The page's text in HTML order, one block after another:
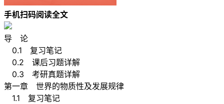
手机扫码阅读全文
导 论
0.1 复习笔记
0.2 课后习题详解
0.3 考研真题详解
第一章 世界的物质性及发展规律
1.1 复习笔记